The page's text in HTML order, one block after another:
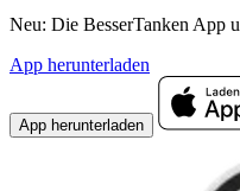
Neu: Die BesserTanken App
App herunterladen
App herunterladen